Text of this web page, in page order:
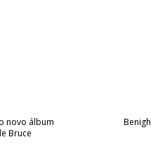
novo álbum
Bruce